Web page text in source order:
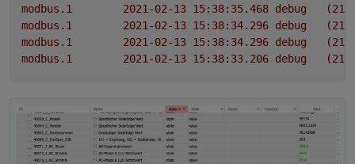
modbus.1
debug
modbus.1
debug
modbus.1
debug
modbus.1
debug